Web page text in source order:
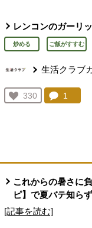
レンコンのガーリ
炒める ご飯がすすむ
生活クラブ
お気に入り登録：
330
人が登録
コメン
1
これからの暑さに
ピ】で夏バテ知らず
[記事を読む]